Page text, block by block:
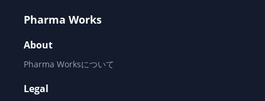
Pharma Works
About
Pharma Worksについて
Legal